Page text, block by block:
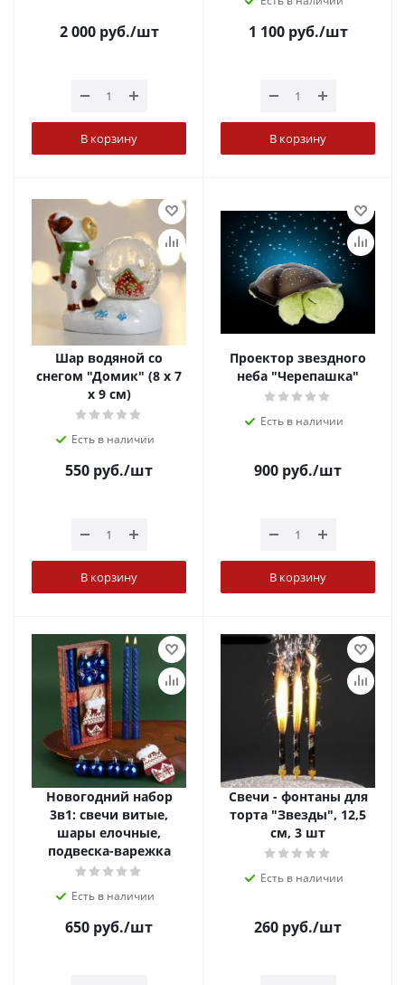
2 000руб./шт
В корзину
1 100руб./шт
В корзину
Шар водяной со
снегом "Домик" (8 х 7
х 9 см)
Есть в наличии
550 руб./шт
В корзину
Проектор звездного
неба "Черепашка"
Есть в наличии
900 руб./шт
В корзину
Новогодний набор
3в1: свечи витые,
шары елочные,
подвеска-варежка
Есть в наличии
650 руб./шт
Свечи - фонтаны для
торта "Звезды", 12,5
см, 3 шт
Есть в наличии
260 руб./шт